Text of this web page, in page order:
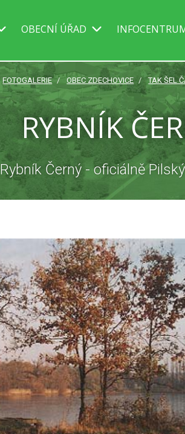
OBECNÍ ÚŘAD
FOTOGALERIE OBEC ZDECHOVICE TAK ŠEL
RYBNÍK
Rybník Černý - oficiálně